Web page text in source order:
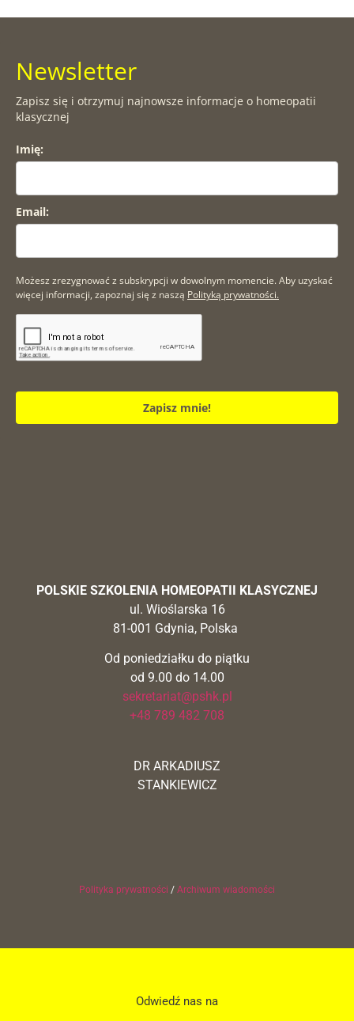
Newsletter
Zapisz się i otrzymuj najnowsze informacje o homeopatii
klasycznej
Imię:
Email:
Możesz zrezygnować z subskrypcji w dowolnym momencie. Aby uzyskać
więcej informacji, zapoznaj się z naszą Polityką prywatności.
Zapisz mnie!
POLSKIE SZKOLENIA HOMEOPATII KLASYCZNEJ
ul. Wioślarska 16
81-001 Gdynia, Polska
Od poniedziałku do piątku
od 9.00 do 14.00
sekretariat@pshk.pl
+48 789 482 708
DR ARKADIUSZ
STANKIEWICZ
Polityka prywatności / Archiwum wiadomości
Odwiedź nas na